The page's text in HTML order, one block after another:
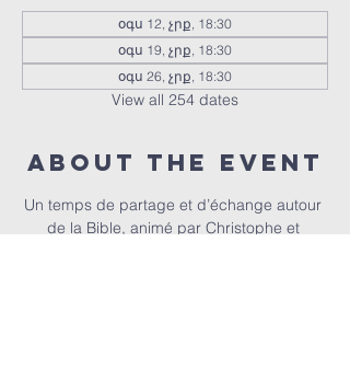
օգս 12, չրք, 18:30
օգս 19, չրք, 18:30
օգս 26, չրք, 18:30
View all 254 dates
About the event
Un temps de partage et d’échange autour
de la Bible, animé par Christophe et